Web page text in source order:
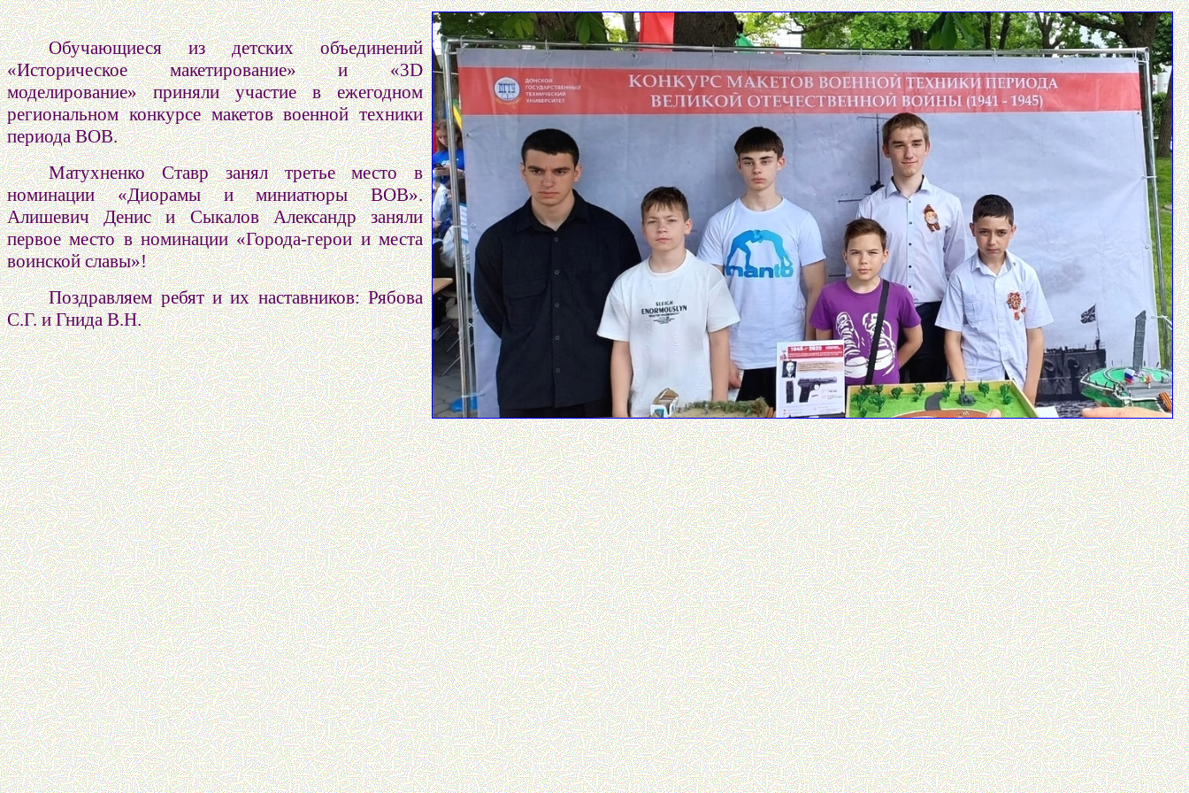
Обучающиеся из детских объединений
«Историческое макетирование» и «3D
моделирование» приняли участие в ежегодном
региональном конкурсе макетов военной техники
периода ВОВ.
Матухненко Ставр занял третье место в
номинации «Диорамы и миниатюры ВОВ».
Алишевич Денис и Сыкалов Александр заняли
первое место в номинации «Города-герои и места
воинской славы»!
Поздравляем ребят и их наставников: Рябова
С.Г. и Гнида В.Н.